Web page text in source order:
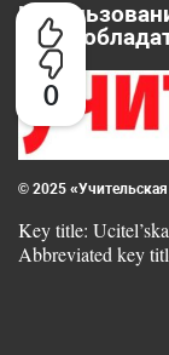
0
© 2025 «Учительская
Key title:
Abbreviated key